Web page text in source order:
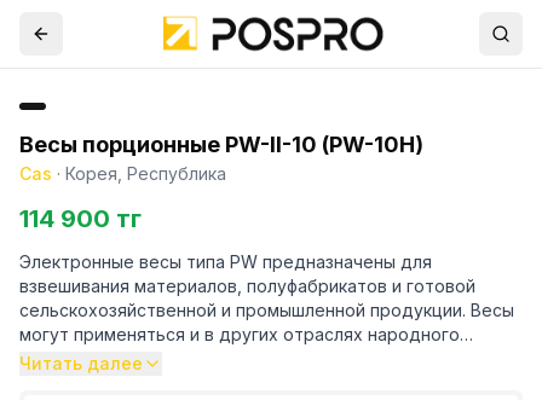
Весы порционные PW-II-10 (PW-10Н)
Cas · Корея, Республика
114 900 тг
Электронные весы типа PW предназначены для
взвешивания материалов, полуфабрикатов и готовой
сельскохозяйственной и промышленной продукции. Весы
могут применяться и в других отраслях народного
хозяйства, а также в бытовых целях. ВАШИ ВЫГОДЫ ОТ
Читать далее